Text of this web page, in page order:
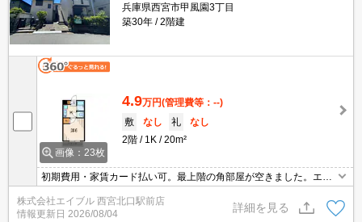
兵庫県西宮市甲風園3丁目
築30年
2階建
画像：23枚
4.9万円(管理費等：--)
敷
なし 礼
なし
2階
1K 20m²
初期費用・家賃カード払い可。最上階の角部屋が空きました。エイ
見!。オンライン内見相談可。礼金・仲介手数料不要。
株式会社エイブル 西宮北口駅前店
情報更新日 2026/08/04
詳細を見る